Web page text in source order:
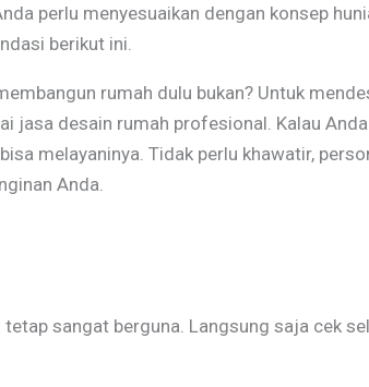
perlu menyesuaikan dengan konsep
berikut ini.
rumah dulu bukan? Untuk
jasa desain rumah profesional. Kalau
melayaninya. Tidak perlu khawatir,
Anda.
sangat berguna. Langsung saja cek